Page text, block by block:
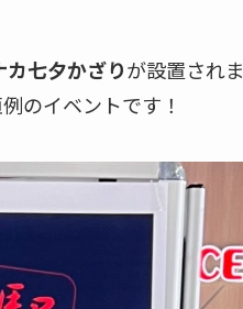
カ七夕かざりが設置されま
のイベントです！